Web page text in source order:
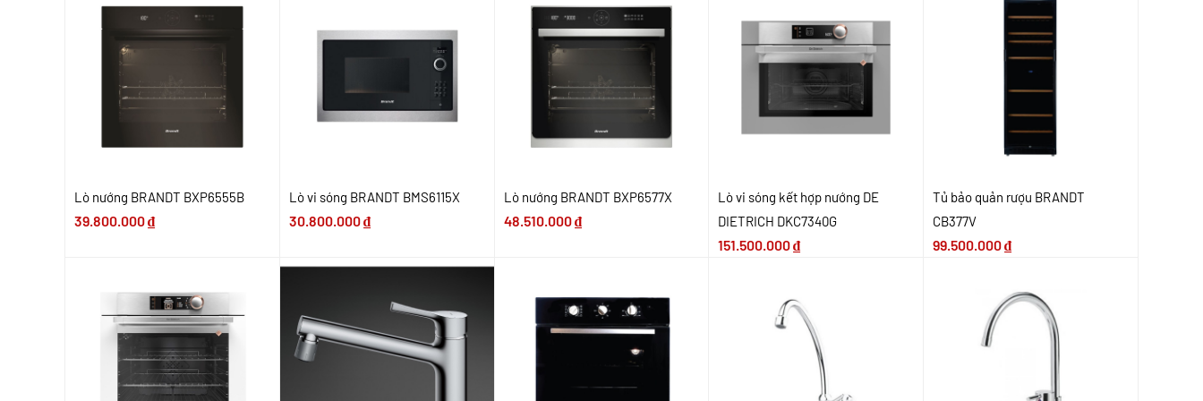
Lò nướng BRANDT BXP6555B
39.800.000₫
Lò vi sóng BRANDT BMS6115X
30.800.000₫
Lò nướng BRANDT BXP6577X
48.510.000₫
Lò vi sóng kết hợp nướng DE
DIETRICH DKC7340G
151.500.000₫
Tủ bảo quản rượu BRANDT
CB377V
99.500.000₫